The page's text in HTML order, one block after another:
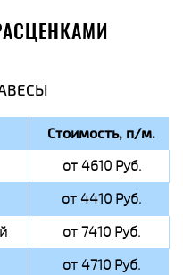
Стоимость, п/м.
от 4610 Руб.
от 4410 Руб.
от 7410 Руб.
от 4710 Руб.